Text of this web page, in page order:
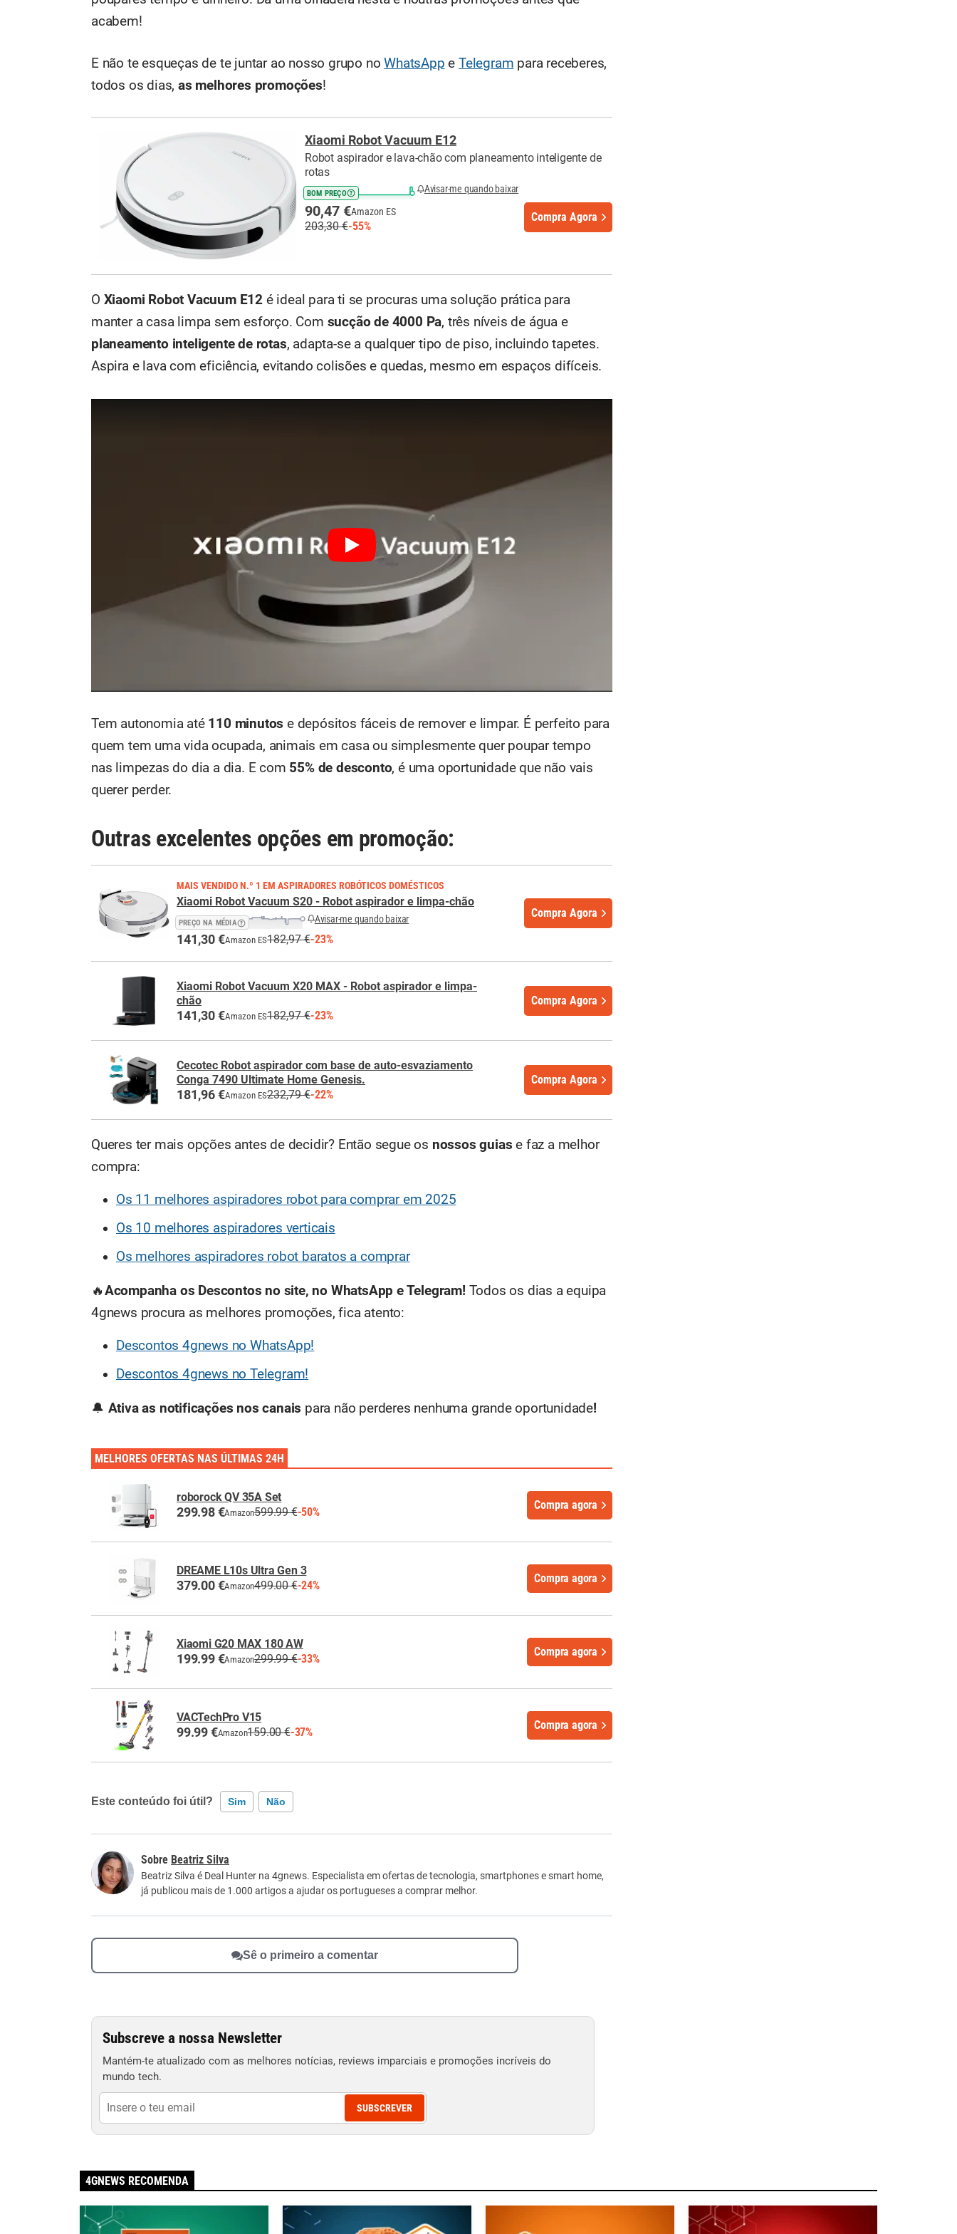
acabem!
E não te esqueças de te juntar ao nosso grupo noWhatsApp eTelegram para receberes,
todos os dias, as melhores promoções!
Xiaomi Robot Vacuum E12
Robot aspirador e lava-chão com planeamento inteligente de
rotas
BOM PREÇO Avisar-me quando baixar
90,47 €Amazon ES
203,30 €-55%
Compra Agora
O Xiaomi Robot Vacuum E12 é ideal para ti se procuras uma solução prática para
manter a casa limpa sem esforço. Com sucção de 4000 Pa, três níveis de água e
planeamento inteligente de rotas, adapta-se a qualquer tipo de piso, incluindo tapetes.
Aspira e lava com eficiência, evitando colisões e quedas, mesmo em espaços difíceis.
Tem autonomia até 110 minutos e depósitos fáceis de remover e limpar. É perfeito para
quem tem uma vida ocupada, animais em casa ou simplesmente quer poupar tempo
nas limpezas do dia a dia. E com 55% de desconto, é uma oportunidade que não vais
querer perder.
Outras excelentes opções em promoção:
MAIS VENDIDO N.º 1 EM ASPIRADORES ROBÓTICOS DOMÉSTICOS
Xiaomi Robot Vacuum S20 - Robot aspirador e limpa-chão
PREÇO NA MÉDIA Avisar-me quando baixar
141,30 €Amazon ES182,97 €-23%
Compra Agora
Xiaomi Robot Vacuum X20 MAX - Robot aspirador e limpa-
chão
141,30 €Amazon ES182,97 €-23%
Compra Agora
Cecotec Robot aspirador com base de auto-esvaziamento
Conga 7490 Ultimate Home Genesis.
181,96 €Amazon ES232,79 €-22%
Compra Agora
Queres ter mais opções antes de decidir? Então segue os nossos guias e faz a melhor
compra:
Os 11 melhores aspiradores robot para comprar em 2025
Os 10 melhores aspiradores verticais
Os melhores aspiradores robot baratos a comprar
🔥Acompanha os Descontos no site, no WhatsApp e Telegram! Todos os dias a equipa
4gnews procura as melhores promoções, fica atento:
Descontos 4gnews no WhatsApp!
Descontos 4gnews no Telegram!
🔔 Ativa as notificações nos canais para não perderes nenhuma grande oportunidade!
MELHORES OFERTAS NAS ÚLTIMAS 24H
roborock QV 35A Set
299.98 €Amazon599.99 €-50%
Compra agora
DREAME L10s Ultra Gen 3
379.00 €Amazon499.00 €-24%
Compra agora
Xiaomi G20 MAX 180 AW
199.99 €Amazon299.99 €-33%
Compra agora
VACTechPro V15
99.99 €Amazon159.00 €-37%
Compra agora
Este conteúdo foi útil? Sim Não
Este conteúdo não tem a informação que procuro
Beatriz Silva
Beatriz Silva é Deal Hunter na 4gnews. Especialista em ofertas de tecnologia, smartphones e smart home,
já publicou mais de 1.000 artigos a ajudar os portugueses a comprar melhor.
Sê o primeiro a comentar
Subscreve a nossa Newsletter
Mantém-te atualizado com as melhores notícias, reviews imparciais e promoções incríveis do
mundo tech.
SUBSCREVER
4GNEWS RECOMENDA